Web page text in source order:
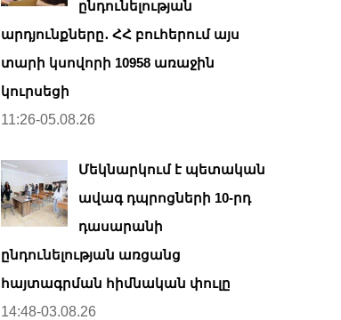
ընդունելության
արդյունքները․ ՀՀ բուհերում այս
տարի կսովորի 10958 առաջին
կուրսեցի
11:26-05.08.26
Մեկնարկում է պետական
ավագ դպրոցների 10-րդ
դասարանի
ընդունելության առցանց
հայտագրման հիմնական փուլը
14:48-03.08.26